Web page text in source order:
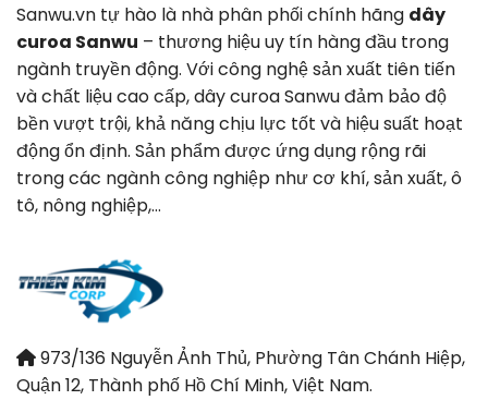
Sanwu.vn tự hào là nhà phân phối chính hãng dây
curoa Sanwu – thương hiệu uy tín hàng đầu trong
ngành truyền động. Với công nghệ sản xuất tiên tiến
và chất liệu cao cấp, dây curoa Sanwu đảm bảo độ
bền vượt trội, khả năng chịu lực tốt và hiệu suất hoạt
động ổn định. Sản phẩm được ứng dụng rộng rãi
trong các ngành công nghiệp như cơ khí, sản xuất, ô
tô, nông nghiệp,…
973/136 Nguyễn Ảnh Thủ, Phường Tân Chánh Hiệp,
Quận 12, Thành phố Hồ Chí Minh, Việt Nam.